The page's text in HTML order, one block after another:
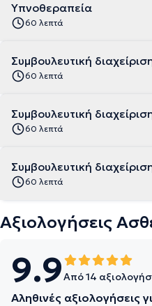
Υπνοθεραπεία
60 λεπτά
Συμβουλευτική
60 λεπτά
Συμβουλευτική
60 λεπτά
Συμβουλευτική
60 λεπτά
Αξιολογήσεις
9.9Από 14
Αληθινές αξιολογήσεις